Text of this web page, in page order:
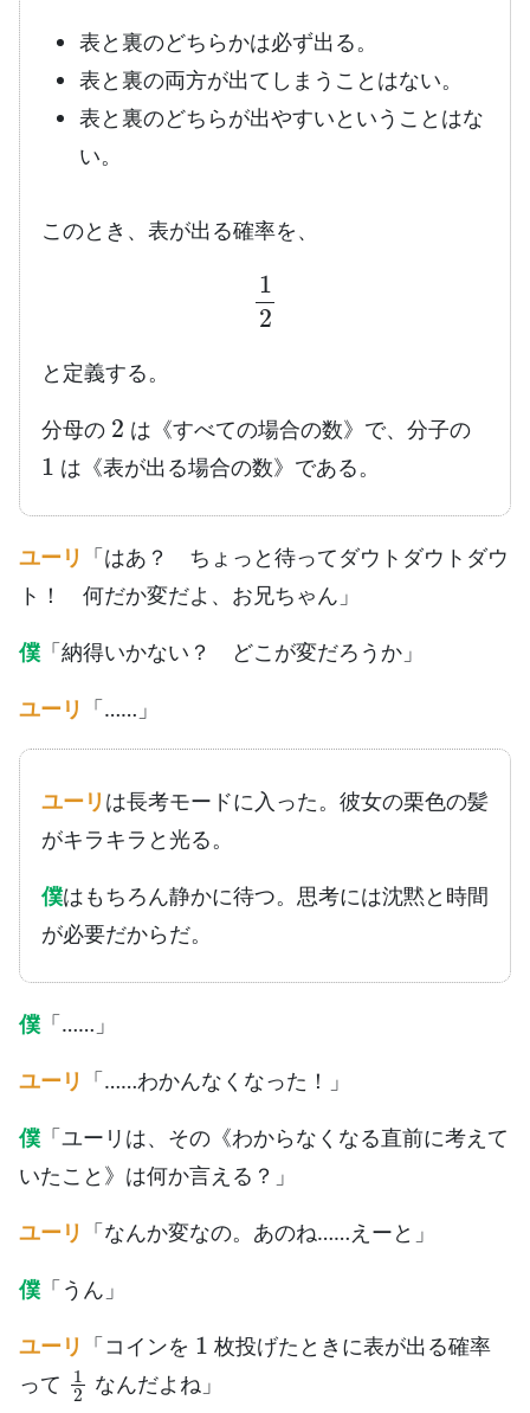
表と裏のどちらかは必ず出る。
表と裏の両方が出てしまうことはない。
表と裏のどちらが出やすいということはな
い。
このとき、表が出る確率を、
12
と定義する。
分母の
2
は《すべての場合の数》で、分子の
1
は《表が出る場合の数》である。
ユーリ 「はあ？ ちょっと待ってダウトダウトダウ
ト！ 何だか変だよ、お兄ちゃん」
僕 「納得いかない？ どこが変だろうか」
ユーリ 「……」
ユーリ は長考モードに入った。彼女の栗色の髪
がキラキラと光る。
僕はもちろん静かに待つ。思考には沈黙と時間
が必要だからだ。
僕 「……」
ユーリ 「……わかんなくなった！」
僕 「ユーリは、その《わからなくなる直前に考えて
いたこと》は何か言える？」
ユーリ 「なんか変なの。あのね……えーと」
僕 「うん」
ユーリ 「コインを
1
枚投げたときに表が出る確率
って
1
なんだよね」